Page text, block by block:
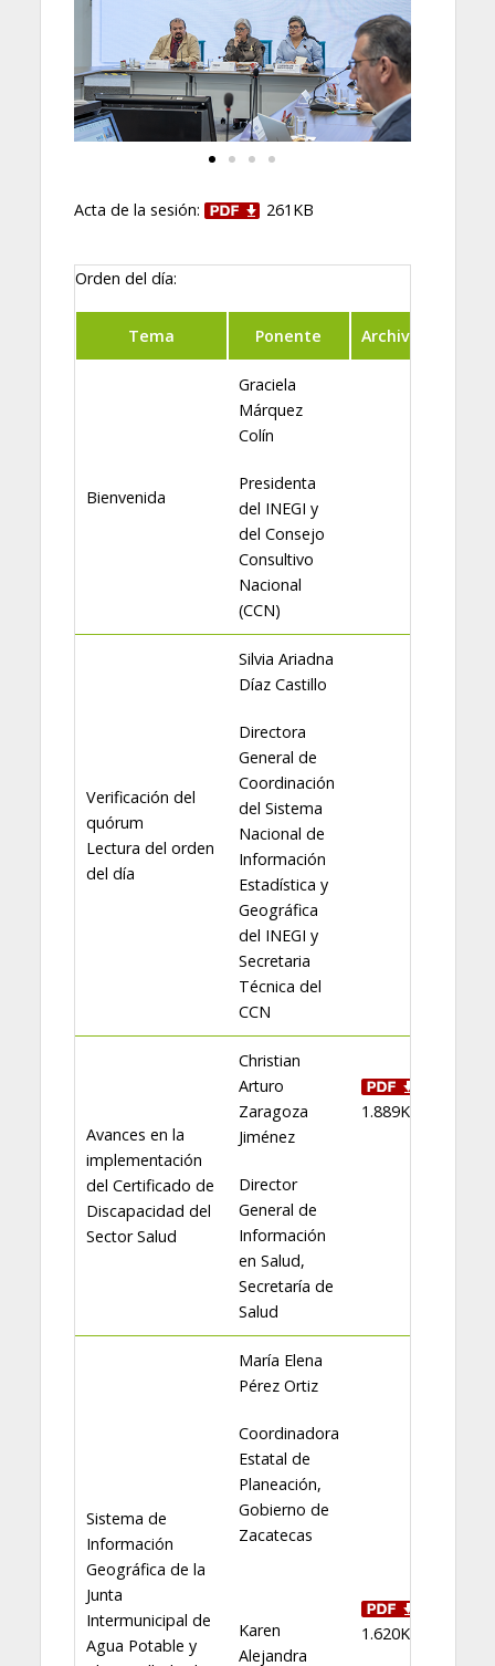
Acta de la sesión: 261KB
Orden del día:
Tema Ponente Archivo
Bienvenida
Graciela
Márquez
Colín
Presidenta
del INEGI y
del Consejo
Consultivo
Nacional
(CCN)
Verificación del
quórum
Lectura del orden
del día
Silvia Ariadna
Díaz Castillo
Directora
General de
Coordinación
del Sistema
Nacional de
Información
Estadística y
Geográfica
del INEGI y
Secretaria
Técnica del
CCN
Avances en la
implementación
del Certificado de
Discapacidad del
Sector Salud
Christian
Arturo
Zaragoza
Jiménez
1.889KB
Director
General de
Información
en Salud,
Secretaría de
Salud
Sistema de
Información
Geográfica de la
Junta
Intermunicipal de
Agua Potable y
María Elena
Pérez Ortiz
1.620KB
Coordinadora
Estatal de
Planeación,
Gobierno de
Zacatecas
Karen
Alejandra